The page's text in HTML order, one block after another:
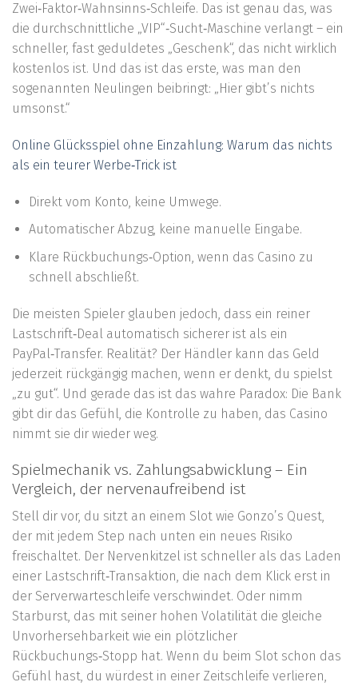
Zwei‑Faktor‑Wahnsinns‑Schleife. Das ist genau das, was
die durchschnittliche „VIP“‑Sucht‑Maschine verlangt – ein
schneller, fast geduldetes „Geschenk“, das nicht wirklich
kostenlos ist. Und das ist das erste, was man den
sogenannten Neulingen beibringt: „Hier gibt’s nichts
umsonst.“
Online Glücksspiel ohne Einzahlung: Warum das nichts
als ein teurer Werbe‑Trick ist
Direkt vom Konto, keine Umwege.
Automatischer Abzug, keine manuelle Eingabe.
Klare Rückbuchungs‑Option, wenn das Casino zu
schnell abschließt.
Die meisten Spieler glauben jedoch, dass ein reiner
Lastschrift‑Deal automatisch sicherer ist als ein
PayPal‑Transfer. Realität? Der Händler kann das Geld
jederzeit rückgängig machen, wenn er denkt, du spielst
„zu gut“. Und gerade das ist das wahre Paradox: Die Bank
gibt dir das Gefühl, die Kontrolle zu haben, das Casino
nimmt sie dir wieder weg.
Spielmechanik vs. Zahlungsabwicklung – Ein
Vergleich, der nervenaufreibend ist
Stell dir vor, du sitzt an einem Slot wie Gonzo’s Quest,
der mit jedem Step nach unten ein neues Risiko
freischaltet. Der Nervenkitzel ist schneller als das Laden
einer Lastschrift‑Transaktion, die nach dem Klick erst in
der Serverwarteschleife verschwindet. Oder nimm
Starburst, das mit seiner hohen Volatilität die gleiche
Unvorhersehbarkeit wie ein plötzlicher
Rückbuchungs‑Stopp hat. Wenn du beim Slot schon das
Gefühl hast, du würdest in einer Zeitschleife verlieren,